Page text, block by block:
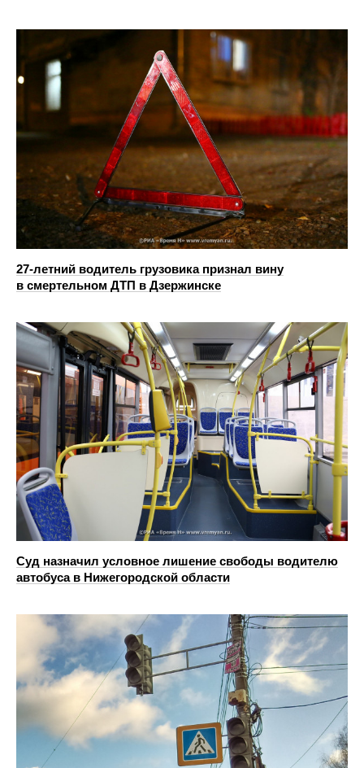
27-летний водитель грузовика признал вину
в смертельном ДТП в Дзержинске
Суд назначил условное лишение свободы водителю
автобуса в Нижегородской области